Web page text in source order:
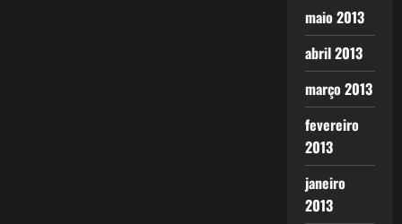
maio 2013
abril 2013
março 2013
fevereiro
2013
janeiro
2013